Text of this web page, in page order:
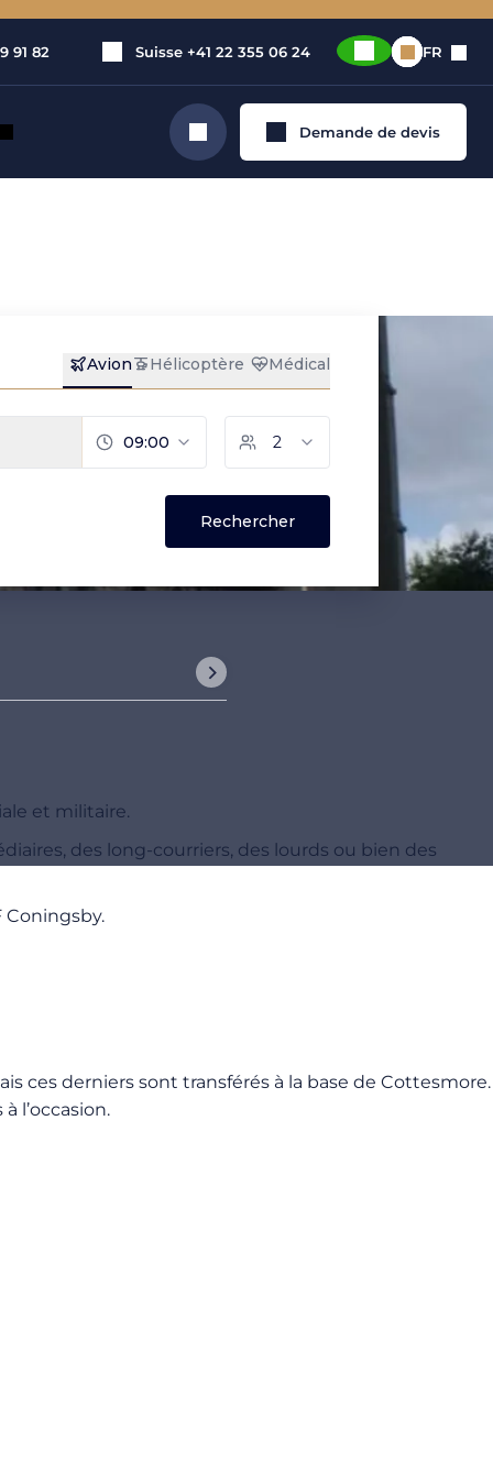
91 82 Suisse +41 22 355 06 24 FR
Rechercher Demande de devis
et militaire.
des long-courriers, des lourds ou bien des
Coningsby.
ces derniers sont transférés à la base de Cottesmore.
l’occasion.